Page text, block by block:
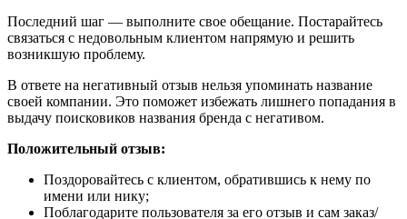
Последний шаг — выполните свое обещание. Постарайтесь
связаться с недовольным клиентом напрямую и решить
возникшую проблему.
В ответе на негативный отзыв нельзя упоминать название
своей компании. Это поможет избежать лишнего попадания в
выдачу поисковиков названия бренда с негативом.
Положительный отзыв:
Поздоровайтесь с клиентом, обратившись к нему по
имени или нику;
Поблагодарите пользователя за его отзыв и сам заказ/